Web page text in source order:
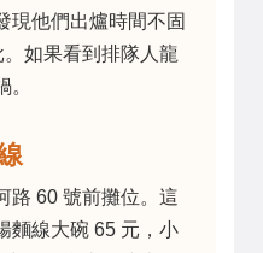
現他們出爐時間不固
如果看到排隊人龍
路 60 號前攤位。這
麵線大碗 65 元，小